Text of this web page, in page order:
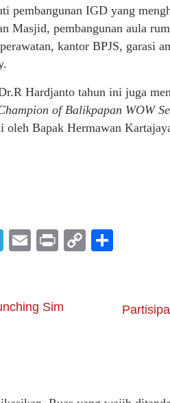
pembangunan IGD yang
Masjid, pembangunan aula
kantor BPJS, garasi
Hardjanto tahun ini juga
of Balikpapan WOW
Bapak Hermawan
Telegram
EmailPrintCopy
Sim